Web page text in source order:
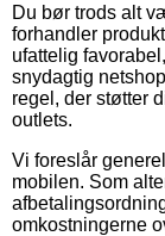
Du bør trods alt
forhandler
ufattelig
snydagtig
regel, der støtter
outlets.
Vi foreslår
mobilen. Som
omkostningerne